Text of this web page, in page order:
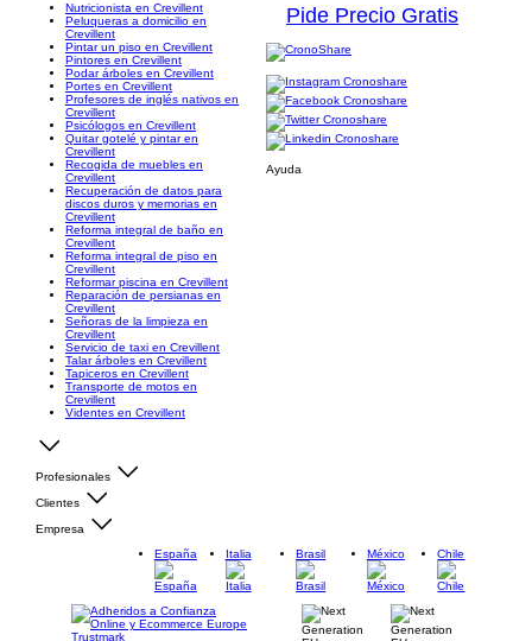
Nutricionista en Crevillent
Peluqueras a domicilio en
Crevillent
Pintar un piso en Crevillent
Pintores en Crevillent
Podar árboles en Crevillent
Portes en Crevillent
Profesores de inglés nativos en
Crevillent
Psicólogos en Crevillent
Quitar gotelé y pintar en
Crevillent
Recogida de muebles en
Crevillent
Recuperación de datos para
discos duros y memorias en
Crevillent
Reforma integral de baño en
Crevillent
Reforma integral de piso en
Crevillent
Reformar piscina en Crevillent
Reparación de persianas en
Crevillent
Señoras de la limpieza en
Crevillent
Servicio de taxi en Crevillent
Talar árboles en Crevillent
Tapiceros en Crevillent
Transporte de motos en
Crevillent
Videntes en Crevillent
Pide Precio Gratis
Ayuda
Profesionales
Clientes
Empresa
España
Italia Brasil México Chile